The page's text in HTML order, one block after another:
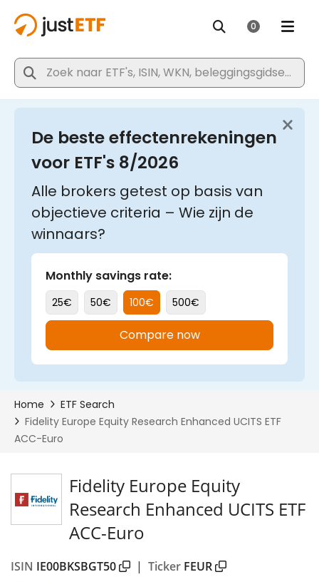
Fidelity Europe Equity
Research Enhanced UCITS ETF
ACC-Euro
ISIN IE00BKSBGT50 | Ticker FEUR